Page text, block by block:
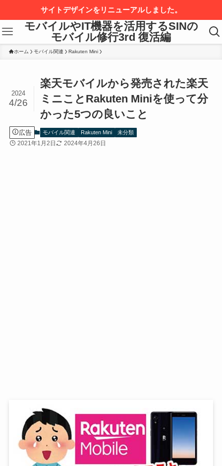
サイトデザインをリニューアルしました。
モバイルやIT機器を活用するSINの
モバイル修行3rd 復活編
ホーム モバイル関連 Rakuten Mini
楽天モバイルから発売された楽天
ミニことRakuten Miniを使って分
かった5つの良いこと
2024
4/26
広告 モバイル関連 Rakuten Mini 未分類
2021年1月2日 2024年4月26日